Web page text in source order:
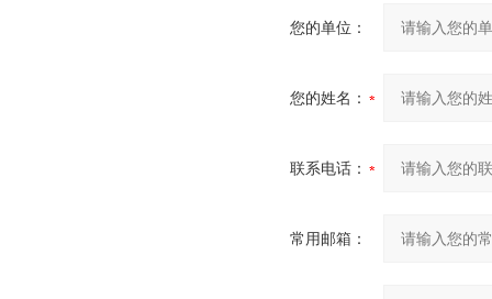
您的单位：
您的姓名：
联系电话：
常用邮箱：